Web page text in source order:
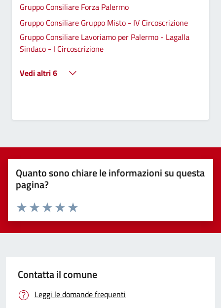
Gruppo Consiliare Forza Palermo
Gruppo Consiliare Gruppo Misto - IV Circoscrizione
Gruppo Consiliare Lavoriamo per Palermo - Lagalla
Sindaco - I Circoscrizione
Vedi altri 6
Quanto sono chiare le informazioni su questa
pagina?
Valuta 5 stelle su 5
Valuta 4 stelle su 5
Valuta 3 stelle su 5
Valuta 2 stelle su 5
Valuta 1 stelle su 5
Contatta il comune
Leggi le domande frequenti